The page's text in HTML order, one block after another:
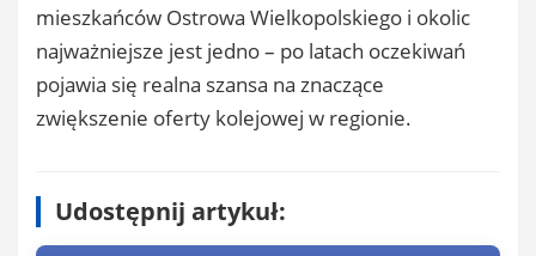
mieszkańców Ostrowa Wielkopolskiego i okolic
najważniejsze jest jedno – po latach oczekiwań
pojawia się realna szansa na znaczące
zwiększenie oferty kolejowej w regionie.
Udostępnij artykuł: